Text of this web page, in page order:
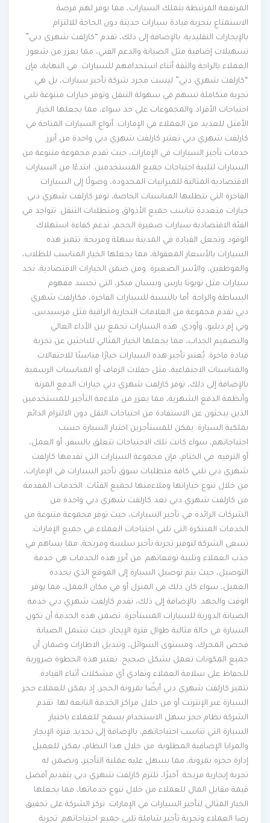
المرتفعة المرتبطة بتملك السيارات، مما يوفر لهم فرصة
الاستمتاع بتجربة قيادة سيارات حديثة دون الحاجة للالتزام
بالإيجارات التقليدية. بالإضافة إلى ذلك، تقدم “كارلفت شهري دبي”
تسهيلات إضافية مثل الصيانة والدعم الفني، مما يعزز من شعور
العملاء بالراحة والثقة أثناء استخدامهم للسيارات. في النهاية، فإن
“كارلفت شهري دبي” ليست مجرد شركة تأجير سيارات، بل هي
تجربة متكاملة تسهم في سهولة التنقل وتوفر خيارات متنوعة تلبي
احتياجات الأفراد والمجموعات على حد سواء، مما يجعلها الخيار
الأمثل للعديد من العملاء في الإمارات. أنواع السيارات المتاحة في
كارلفت شهري دبي تعتبر كارلفت شهري دبي واحدة من أبرز
خدمات تأجير السيارات في الإمارات، حيث تقدم مجموعة متنوعة من
السيارات لتلبية احتياجات جميع المستخدمين. ابتدءًا من السيارات
الاقتصادية المثالية للميزانيات المحدودة، وصولًا إلى السيارات
الفاخرة التي تتطلبها المناسبات الخاصة، توفر كارلفت شهري دبي
خيارات متعددة تناسب جميع الأذواق ومتطلبات التنقل. تتواجد في
الفئة الاقتصادية سيارات صغيرة الحجم، تدعم كفاءة استهلاك
الوقود وتجعل القيادة في المدينة سهلة ومريحة. تتميز هذه
السيارات بالأسعار المعقولة، مما يجعلها الخيار المناسب للطلاب،
والموظفين، والأسر الصغيرة. ومن ضمن الخيارات الاقتصادية، نجد
سيارات مثل تويوتا يارس ونيسان ميكر، التي تجسد مفهوم
البساطة والراحة. أما بالنسبة للسيارات الفاخرة، فكارلفت شهري
دبي تقدم مجموعة من العلامات التجارية الراقية مثل مرسيدس،
وبي إم دبليو، وأودي. هذه السيارات تجمع بين الأداء العالي
والتصميم الجذاب، مما يجعلها الخيار المثالي للباحثين عن تجربة
قيادة فاخرة. يُعتبر تأجير هذه السيارات خيارًا مناسبًا للاحتفالات
والمناسبات الاجتماعية، مثل حفلات الزفاف أو المناسبات الرسمية.
بالإضافة إلى ذلك، توفر كارلفت شهري دبي خيارات الدفع المرنة
وأنظمة الدفع الشهرية، مما يعزز من ملاءمة التأجير للمستخدمين
الذين يبحثون عن الاستفادة من احتياجات النقل دون الالتزام الدائم
بملكية السيارة. يمكن للمستأجرين اختيار السيارة حسب
احتياجاتهم، سواء كانت تلك الاحتياجات تتعلق بالسفر، أو العمل،
أو الترفيه. في الختام، فإن مجموعة السيارات التي تقدمها كارلفت
شهري دبي تلبي كافة متطلبات سوق تأجير السيارات في الإمارات،
من خلال تنوع خياراتها وملاءمتها لجميع الفئات. الخدمات المقدمة
من كارلفت شهري دبي تعد كارلفت شهري دبي واحدة من
الشركات الرائدة في تأجير السيارات، حيث توفر مجموعة متنوعة من
الخدمات المبتكرة التي تلبي احتياجات العملاء في جميع الإمارات.
تسعى الشركة لتوفير تجربة تأجير سلسة ومريحة، مما يساهم في
جذب العملاء وتلبية توقعاتهم. من أبرز هذه الخدمات هي خدمة
التوصيل، حيث يتم توصيل السيارة إلى الموقع الذي يحدده
العميل، سواء كان ذلك في المنزل أو في مكان العمل، مما يوفر
الوقت والجهد. بالإضافة إلى ذلك، تقدم كارلفت شهري دبي خدمة
الصيانة الدورية للسيارات المستأجرة. تضمن هذه الخدمة أن تكون
السيارة في حالة مثالية طوال فترة الإيجار، حيث تشمل الصيانة
فحص المحرك، ومستوى السوائل، وتبديل الاطارات وضمان أن
جميع المكونات تعمل بشكل صحيح. تعتبر هذه الخطوة ضرورية
للحفاظ على سلامة العملاء وتفادي أي مشكلات أثناء القيادة.
تتميز كارلفت شهري دبي أيضًا بمرونة الحجز، إذ يمكن للعملاء حجز
السيارة عبر الإنترنت أو من خلال مراكز الخدمة التابعة لها. تقدم
الشركة نظام حجز سهل الاستخدام يسمح للعملاء باختيار
السيارة التي تناسب احتياجاتهم، بالإضافة إلى تحديد فترة الإيجار
والمزايا الإضافية المطلوبة. من خلال هذا النظام، يمكن للعميل
إدارة حجزه بمرونة، مما يسهل عليه عملية التأجير، ويضمن له
تجربة إيجارية مريحة. أخيرًا، تلتزم كارلفت شهري دبي بتقديم أفضل
قيمة مقابل المال للعملاء من خلال تنوع خدماتها، مما يجعلها
الخيار المثالي لتأجير السيارات في الإمارات. تركز الشركة على تحقيق
رضا العملاء وتجربة تأجير شاملة تلبي جميع احتياجاتهم. تجربة